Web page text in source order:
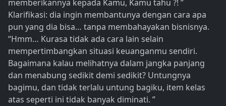
memberikannya kepada Kamu, Kamu tahu ?! ”
Klarifikasi: dia ingin membantunya dengan cara apa
pun yang dia bisa… tanpa membahayakan bisnisnya.
“Hmm… Kurasa tidak ada cara lain selain
mempertimbangkan situasi keuanganmu sendiri.
Bagaimana kalau melihatnya dalam jangka panjang
dan menabung sedikit demi sedikit? Untungnya
bagimu, dan tidak terlalu untung bagiku, item kelas
atas seperti ini tidak banyak diminati. ”